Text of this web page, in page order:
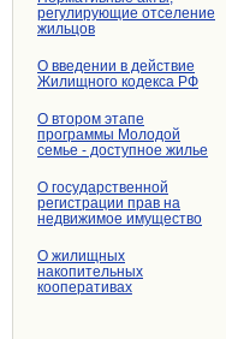
регулирующие отселение
жильцов
О введении в действие
Жилищного кодекса РФ
О втором этапе
программы Молодой
семье - доступное жилье
О государственной
регистрации прав на
недвижимое имущество
О жилищных
накопительных
кооперативах